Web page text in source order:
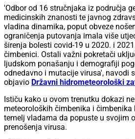
'Odbor od 16 stručnjaka iz područja
medicinskih znanosti te javnog
vladina dinamika, poput obveze
ograničenja putovanja imala više
širenja bolesti covid-19 u 2020. i
čimbenici. Ostali važni pokretači
ljudskom ponašanju i demografiji
odnedavno i mutacije virusa', navodi
objavio Državni hidrometeorološki
Ističu kako u ovom trenutku dokazi
meteoroloških čimbenika i čimbenika
temelj vladama da popuste u svojim
prenošenja virusa.